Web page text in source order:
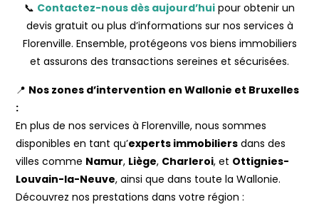
📞 Contactez-nous dès aujourd’hui pour obtenir un
devis gratuit ou plus d’informations sur nos services à
Florenville. Ensemble, protégeons vos biens immobiliers
et assurons des transactions sereines et sécurisées.
📍 Nos zones d’intervention en Wallonie et Bruxelles
:
En plus de nos services à Florenville, nous sommes
disponibles en tant qu’experts immobiliers dans des
villes comme Namur, Liège, Charleroi, et Ottignies-
Louvain-la-Neuve, ainsi que dans toute la Wallonie.
Découvrez nos prestations dans votre région :